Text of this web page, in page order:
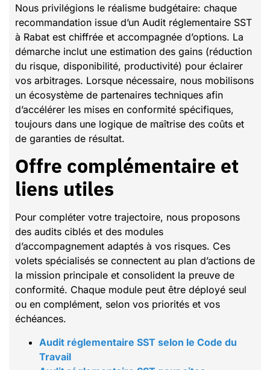
Nous privilégions le réalisme budgétaire: chaque
recommandation issue d’un Audit réglementaire SST
à Rabat est chiffrée et accompagnée d’options. La
démarche inclut une estimation des gains (réduction
du risque, disponibilité, productivité) pour éclairer
vos arbitrages. Lorsque nécessaire, nous mobilisons
un écosystème de partenaires techniques afin
d’accélérer les mises en conformité spécifiques,
toujours dans une logique de maîtrise des coûts et
de garanties de résultat.
Offre complémentaire et
liens utiles
Pour compléter votre trajectoire, nous proposons
des audits ciblés et des modules
d’accompagnement adaptés à vos risques. Ces
volets spécialisés se connectent au plan d’actions de
la mission principale et consolident la preuve de
conformité. Chaque module peut être déployé seul
ou en complément, selon vos priorités et vos
échéances.
Audit réglementaire SST selon le Code du
Travail